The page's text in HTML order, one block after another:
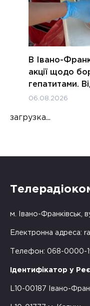
В Івано-
акції щодо
гепатитами.
06.08.2026
загрузка...
м. Івано-Франківськ,
Електронна адреса:
Телефон: 068-0000-
Ідентифікатор у
L10-00187 Івано-